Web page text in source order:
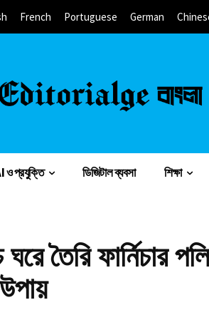
French Portuguese German
ও প্রযুক্তি ডিজিটাল ব্যবসা শিক্ষা
তৈরি ফার্নিচার